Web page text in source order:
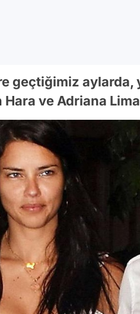
geçtiğimiz aylarda,
ve Adriana Lima